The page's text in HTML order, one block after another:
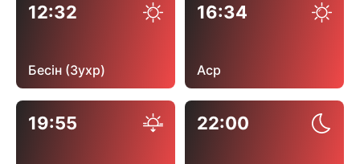
12:32
Бесін (Зухр)
16:34
Аср
19:55 22:00